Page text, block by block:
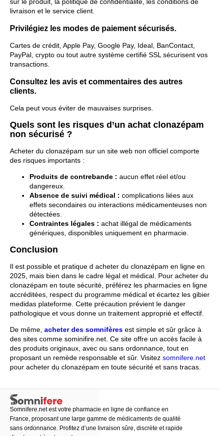
livraison et le service client.
Privilégiez les modes de paiement sécurisés.
Cartes de crédit, Apple Pay, Google Pay, Ideal, BanContact,
PayPal, crypto ou tout autre système certifié SSL sécurisent vos
transactions.
Consultez les avis et commentaires des autres
clients.
Cela peut vous éviter de mauvaises surprises.
Quels sont les risques d’un achat clonazépam
non sécurisé ?
Acheter du clonazépam sur un site web non officiel comporte
des risques importants :
Produits de contrebande : aucun effet réel et/ou
dangereux.
Absence de suivi médical : complications liées aux
effets secondaires ou interactions médicamenteuses non
détectées.
Contraintes légales : achat illégal de médicaments
génériques, disponibles uniquement en pharmacie.
Conclusion
Il est possible et pratique d acheter du clonazépam en ligne en
2025, mais bien dans le cadre légal et médical. Pour acheter du
clonazépam en toute sécurité, préférez les pharmacies en ligne
accréditées, respect du programme médical et écartez les gibier
medidas plateforme. Cette précaution prévient le danger
pathologique et vous donne un traitement approprié et effectif.
De même, acheter des somnifères est simple et sûr grâce à
des sites comme sominifire.net. Ce site offre un accès facile à
des produits originaux, avec ou sans ordonnance, tout en
proposant un remède responsable et sûr. Visitez somnifere.net
pour acheter du clonazépam en toute sécurité et sans tracas.
Somnifere.net est votre pharmacie en ligne de confiance en
France, proposant une large gamme de médicaments de qualité
sans ordonnance. Profitez d’une livraison sûre, discrète et rapide